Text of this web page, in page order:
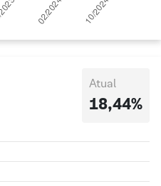
Atual
18,44%